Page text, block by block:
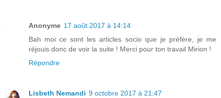
Anonyme 17 août 2017 à 14:14
Bah moi ce sont les articles socio que je préfère, je me
réjouis donc de voir la suite ! Merci pour ton travail Mirion !
Répondre
Lisbeth Nemandi 9 octobre 2017 à 21:47